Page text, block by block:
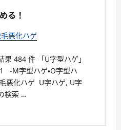
る！
悪化ハゲ
484 件 「U字型ハゲ」
-M字型ハゲ・O字型ハ
悪化ハゲ U字ハゲ, U字
検索 …